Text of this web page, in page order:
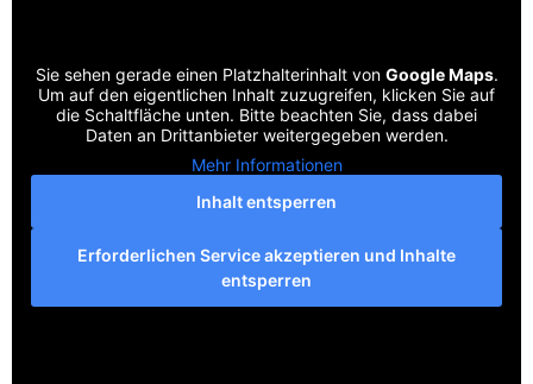
Sie sehen gerade einen Platzhalterinhalt von Google Maps.
Um auf den eigentlichen Inhalt zuzugreifen, klicken Sie auf
die Schaltfläche unten. Bitte beachten Sie, dass dabei
Daten an Drittanbieter weitergegeben werden.
Mehr Informationen
Inhalt entsperren
Erforderlichen Service akzeptieren und Inhalte
entsperren